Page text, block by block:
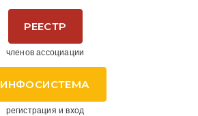
РЕЕСТР
членов ассоциации
ИНФОСИСТЕМА
регистрация и вход